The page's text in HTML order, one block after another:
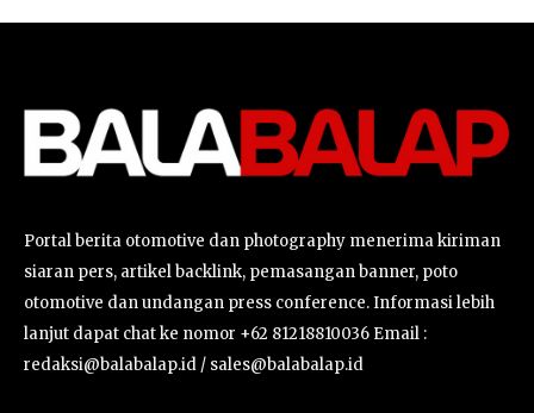
Portal berita otomotive dan photography menerima kiriman
siaran pers, artikel backlink, pemasangan banner, poto
otomotive dan undangan press conference. Informasi lebih
lanjut dapat chat ke nomor +62 81218810036 Email :
redaksi@balabalap.id / sales@balabalap.id